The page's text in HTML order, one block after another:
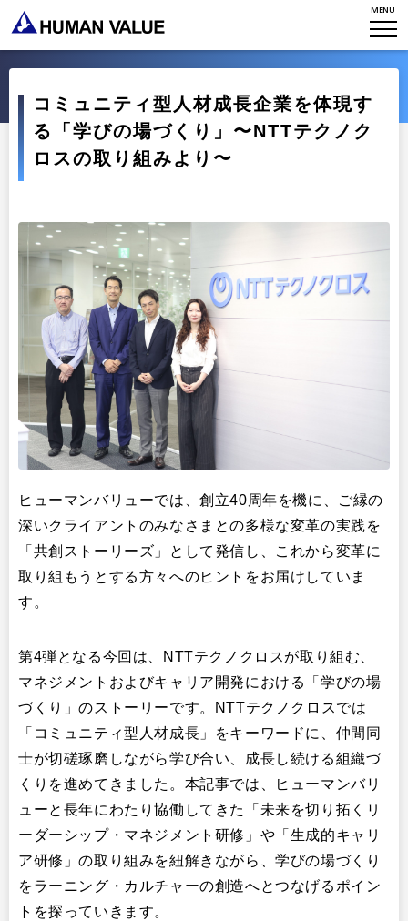
MENU
採用について
PMI
プラクティショナー養成
リサーチ
Stories
リサーチ
出版
検索
コミュニティ型人材成長企業を体現す
る「学びの場づくり」〜NTTテクノク
ロスの取り組みより〜
ヒューマンバリューでは、創立40周年を機に、ご縁の
深いクライアントのみなさまとの多様な変革の実践を
「共創ストーリーズ」として発信し、これから変革に
取り組もうとする方々へのヒントをお届けしていま
す。
第4弾となる今回は、NTTテクノクロスが取り組む、
マネジメントおよびキャリア開発における「学びの場
づくり」のストーリーです。NTTテクノクロスでは
「コミュニティ型人材成長」をキーワードに、仲間同
士が切磋琢磨しながら学び合い、成長し続ける組織づ
くりを進めてきました。本記事では、ヒューマンバリ
ューと長年にわたり協働してきた「未来を切り拓くリ
ーダーシップ・マネジメント研修」や「生成的キャリ
ア研修」の取り組みを紐解きながら、学びの場づくり
をラーニング・カルチャーの創造へとつなげるポイン
トを探っていきます。